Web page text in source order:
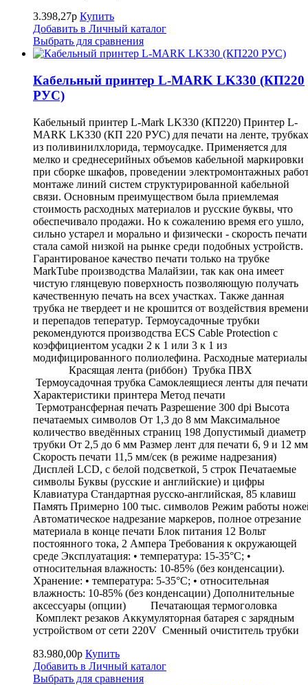
3.398,27р Купить
Добавить в Личный каталог
Выбрать для сравнения
Кабельный принтер L-MARK LK330 (КП220
РУС)
Кабельный принтер L-Mark LK330 (КП220) Принтер L-
MARK LK330 (КП 220 РУС) для печати на ленте, трубках
из поливинилхлорида, термоусадке. Применяется для
мелко и среднесерийных объемов кабельной маркировки
при сборке шкафов, проведении электромонтажных
монтаже линий систем структурированной кабельной
связи. Основным преимуществом была приемлемая
стоимость расходных материалов и русские буквы, что
обеспечивало продажи. Но к сожалению время его ушло,
сильно устарел и морально и физически - скорость печати
стала самой низкой на рынке среди подобных устройств.
Гарантированое качество печати только на трубке
MarkTube производства Малайзии, так как она имеет
чистую глянцевую поверхность позволяющую получать
качественную печать на всех участках. Также данная
трубка не твердеет и не крошится от воздействия времени
и перепадов теператур. Термоусадочные трубки
рекомендуются производства ECS Cable Protection с
коэффициентом усадки 2 к 1 или 3 к 1 из
модифицированного полиолефина. Расходные
Красящая лента (риббон) Трубка ПВХ
Термоусадочная трубка Самоклеящиеся ленты для печати
Характеристики принтера Метод печати
Термотрансферная печать Разрешение 300 dpi Высота
печатаемых символов От 1,3 до 8 мм Максимальное
количество введённых страниц 198 Допустимый диаметр
трубки От 2,5 до 6 мм Размер лент для печати 6, 9 и 12 мм
Скорость печати 11,5 мм/сек (в режиме надрезания)
Дисплей LCD, с белой подсветкой, 5 строк Печатаемые
символы Буквы (русские и английские) и цифры
Клавиатура Стандартная русско-английская, 85 клавиш
Память Примерно 100 тыс. символов Режим работы
Автоматическое надрезание маркеров, полное отрезание
материала в конце печати Блок питания 12 Вольт
постоянного тока, 2 Ампера Требования к окружающей
среде Эксплуатация: • температура: 15-35°C; •
относительная влажность: 10-85% (без конденсации).
Хранение: • температура: 5-35°C; • относительная
влажность: 10-85% (без конденсации) Дополнительные
аксессуары (опции) Печатающая термоголовка
Комплект резаков Аккумуляторная батарея с зарядным
устройством от сети 220V Сменный очиститель
83.980,00р Купить
Добавить в Личный каталог
Выбрать для сравнения